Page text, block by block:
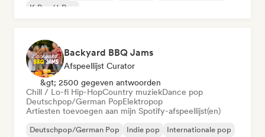
K-Pop/J-Pop
Backyard BBQ Jams
Afspeellijst Curator
&gt; 2500 gegeven antwoorden
Chill / Lo-fi Hip-HopCountry muziekDance pop
Deutschpop/German PopElektropop
Artiesten toevoegen aan mijn Spotify-afspeellijst(en)
Deutschpop/German Pop Indie pop Internationale pop